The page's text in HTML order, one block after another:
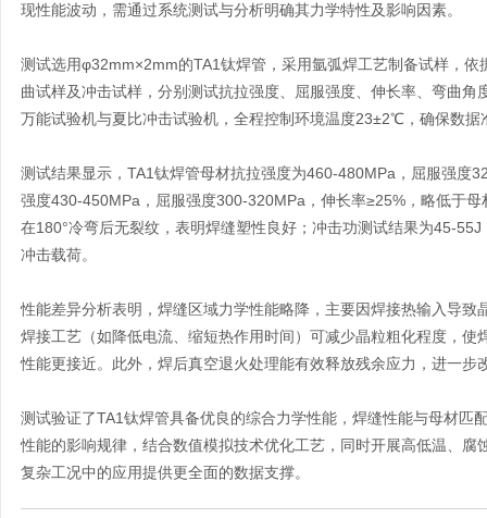
现性能波动，需通过系统测试与分析明确其力学特性及影响因素。
测试选用φ32mm×2mm的TA1钛焊管，采用氩弧焊工艺制备试样，
曲试样及冲击试样，分别测试抗拉强度、屈服强度、伸长率、弯曲
万能试验机与夏比冲击试验机，全程控制环境温度23±2℃，确保数据
测试结果显示， TA1钛焊管母材抗拉强度为460-480MPa，屈服强度
强度430-450MPa，屈服强度300-320MPa，伸长率≥25%，略低于
在180°冷弯后无裂纹，表明焊缝塑性良好；冲击功测试结果为45-
冲击载荷。
性能差异分析表明，焊缝区域力学性能略降，主要因焊接热输入导致
焊接工艺（如降低电流、缩短热作用时间）可减少晶粒粗化程度，
性能更接近。此外，焊后真空退火处理能有效释放残余应力，进一步
测试验证了TA1钛焊管具备优良的综合力学性能，焊缝性能与母材匹
性能的影响规律，结合数值模拟技术优化工艺，同时开展高低温、腐
复杂工况中的应用提供更全面的数据支撑。